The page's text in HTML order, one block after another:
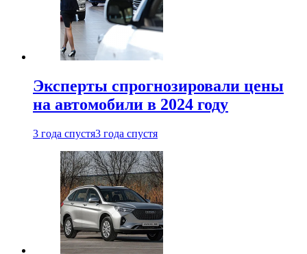
Эксперты спрогнозировали цены
на автомобили в 2024 году
3 года спустя3 года спустя